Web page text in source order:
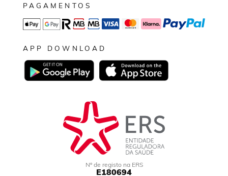
PAGAMENTOS
APP DOWNLOAD
Nº de registo na ERS
E180694